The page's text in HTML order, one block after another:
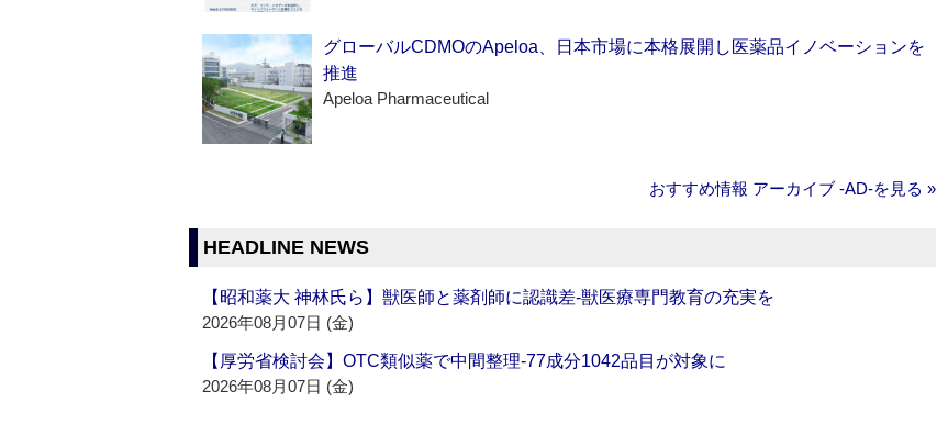
グローバルCDMOのApeloa、日本市場に本格展開し医薬品イノベーションを
推進
Apeloa Pharmaceutical
おすすめ情報 アーカイブ ‐AD‐を見る »
HEADLINE NEWS
【昭和薬大 神林氏ら】獣医師と薬剤師に認識差‐獣医療専門教育の充実を
2026年08月07日 (金)
【厚労省検討会】OTC類似薬で中間整理‐77成分1042品目が対象に
2026年08月07日 (金)